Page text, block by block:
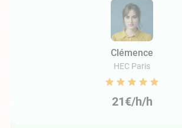
Clémence
HEC Paris
21€/h/h